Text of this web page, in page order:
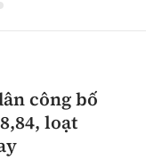
công bố
loạt